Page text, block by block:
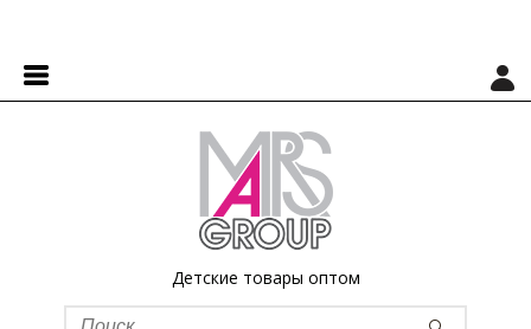
Детские товары оптом